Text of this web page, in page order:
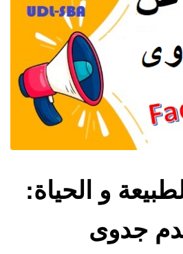
و الحياة:
جدوى